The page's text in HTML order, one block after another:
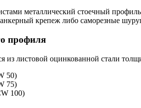
металлический стоечный
крепеж либо саморезные
профиля
из листовой оцинкованной стали
50)
75)
100)